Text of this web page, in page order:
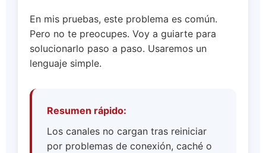
En mis pruebas, este problema es común.
Pero no te preocupes. Voy a guiarte para
solucionarlo paso a paso. Usaremos un
lenguaje simple.
Resumen rápido:
Los canales no cargan tras reiniciar
por problemas de conexión, caché o